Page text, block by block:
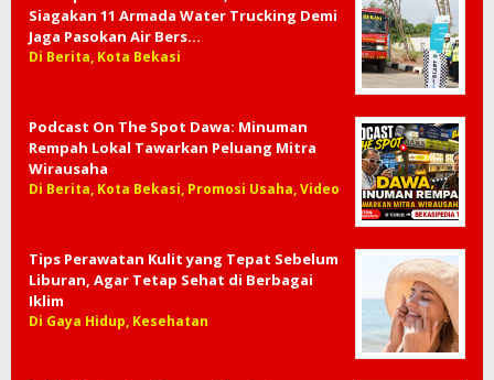
Siagakan 11 Armada Water Trucking Demi
Jaga Pasokan Air Bers…
Di Berita, Kota Bekasi
Podcast On The Spot Dawa: Minuman
Rempah Lokal Tawarkan Peluang Mitra
Wirausaha
Di Berita, Kota Bekasi, Promosi Usaha, Video
Tips Perawatan Kulit yang Tepat Sebelum
Liburan, Agar Tetap Sehat di Berbagai
Iklim
Di Gaya Hidup, Kesehatan